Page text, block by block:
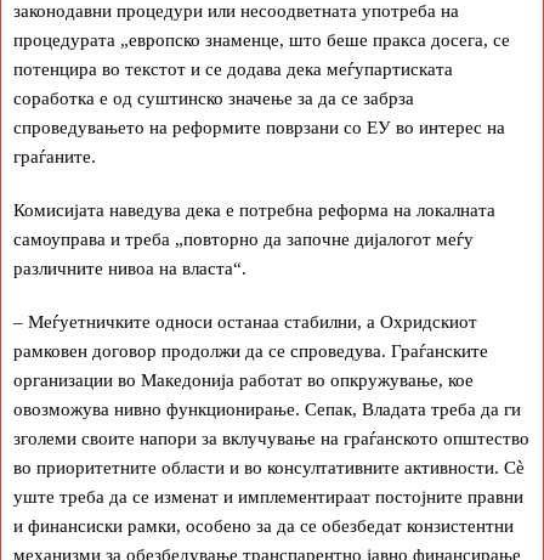
законодавни процедури или несоодветната употреба на
процедурата „европско знаменце, што беше пракса досега, се
потенцира во текстот и се додава дека меѓупартиската
соработка е од суштинско значење за да се забрза
спроведувањето на реформите поврзани со ЕУ во интерес на
граѓаните.
Комисијата наведува дека е потребна реформа на локалната
самоуправа и треба „повторно да започне дијалогот меѓу
различните нивоа на власта“.
– Меѓуетничките односи останаа стабилни, а Охридскиот
рамковен договор продолжи да се спроведува. Граѓанските
организации во Македонија работат во опкружување, кое
овозможува нивно функционирање. Сепак, Владата треба да ги
зголеми своите напори за вклучување на граѓанското општество
во приоритетните области и во консултативните активности. Сè
уште треба да се изменат и имплементираат постојните правни
и финансиски рамки, особено за да се обезбедат конзистентни
механизми за обезбедување транспарентно јавно финансирање